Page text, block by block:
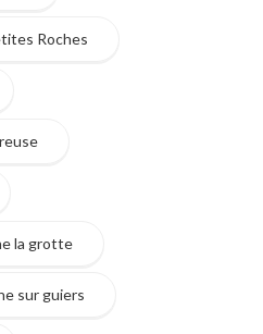
Roches
la grotte
sur guiers